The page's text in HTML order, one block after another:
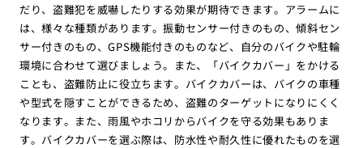
だり、盗難犯を威嚇したりする効果が期待できます。アラームに
は、様々な種類があります。振動センサー付きのもの、傾斜セン
サー付きのもの、GPS機能付きのものなど、自分のバイクや駐輪
環境に合わせて選びましょう。また、「バイクカバー」をかける
ことも、盗難防止に役立ちます。バイクカバーは、バイクの車種
や型式を隠すことができるため、盗難のターゲットになりにくく
なります。また、雨風やホコリからバイクを守る効果もありま
す。バイクカバーを選ぶ際は、防水性や耐久性に優れたものを選